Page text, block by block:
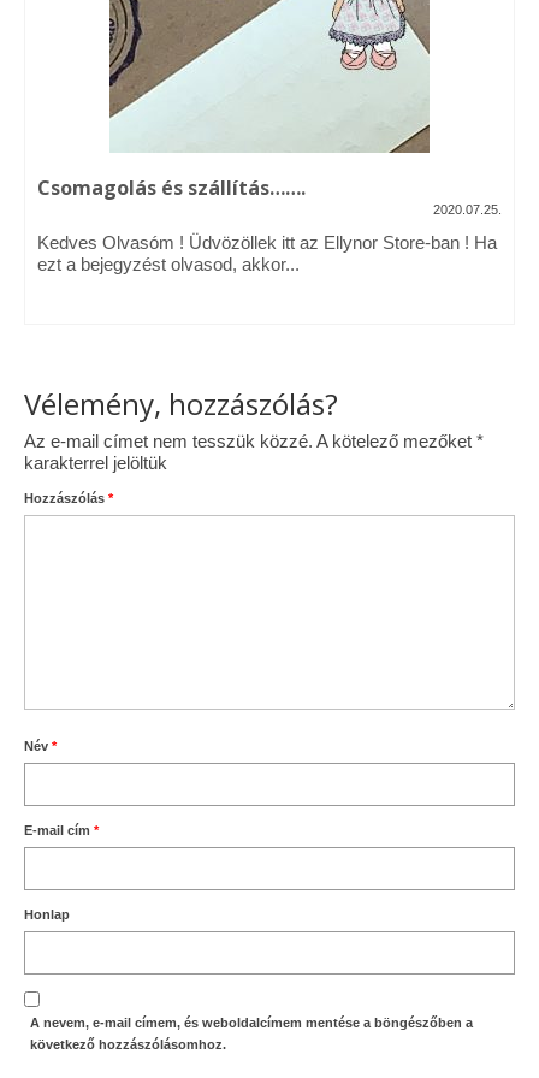
Vásárok, ahol velem is találkozhattál…
Alapanyagok, kellékek
Ellynor története
Adatkezelési tájékoztató
Csomagolás és szállítás…….
2020.07.25.
Kedves Olvasóm ! Üdvözöllek itt az Ellynor Store-ban ! Ha
ezt a bejegyzést olvasod, akkor...
Vélemény, hozzászólás?
Az e-mail címet nem tesszük közzé. A kötelező mezőket *
karakterrel jelöltük
Hozzászólás *
Név *
E-mail cím *
Honlap
A nevem, e-mail címem, és weboldalcímem mentése a böngészőben a
következő hozzászólásomhoz.